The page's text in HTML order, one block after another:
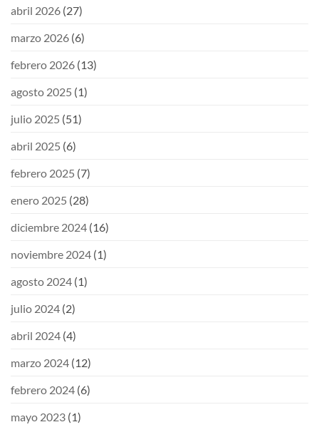
abril 2026 (27)
marzo 2026 (6)
febrero 2026 (13)
agosto 2025 (1)
julio 2025 (51)
abril 2025 (6)
febrero 2025 (7)
enero 2025 (28)
diciembre 2024 (16)
noviembre 2024 (1)
agosto 2024 (1)
julio 2024 (2)
abril 2024 (4)
marzo 2024 (12)
febrero 2024 (6)
mayo 2023 (1)